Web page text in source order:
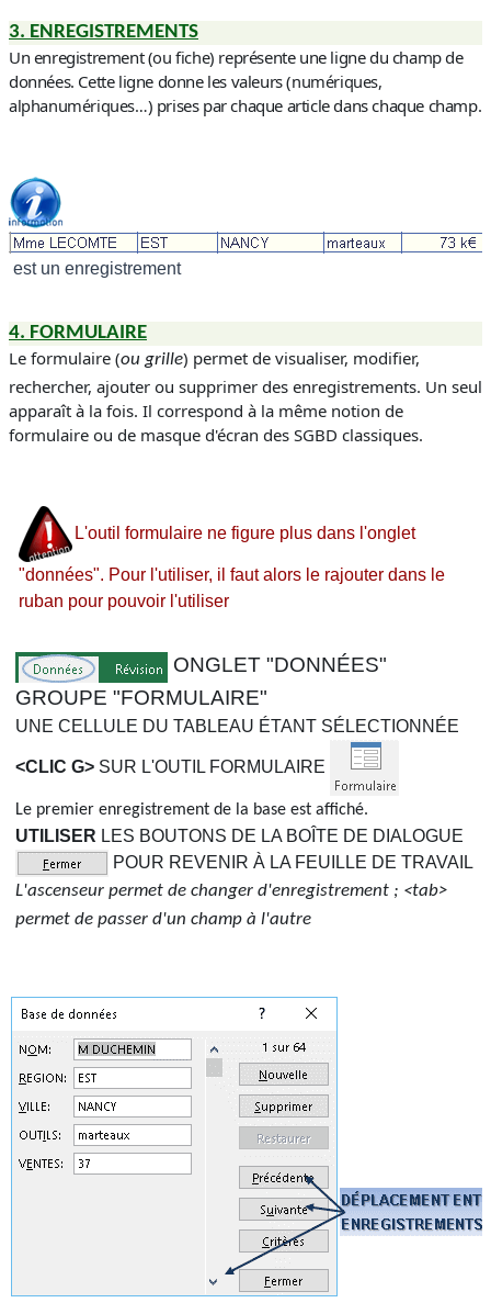
3. ENREGISTREMENTS
Un enregistrement (ou fiche) représente une ligne du champ de
données. Cette ligne donne les valeurs (numériques,
alphanumériques…) prises par chaque article dans chaque champ.
est un enregistrement
4. FORMULAIRE
Le formulaire (ou grille) permet de visualiser, modifier,
rechercher, ajouter ou supprimer des enregistrements. Un seul
apparaît à la fois. Il correspond à la même notion de
formulaire ou de masque d'écran des SGBD classiques.
L'outil formulaire ne figure plus dans l'onglet
"données". Pour l'utiliser, il faut alors le rajouter dans le
ruban pour pouvoir l'utiliser
ONGLET "DONNÉES"
GROUPE "FORMULAIRE"
UNE CELLULE DU TABLEAU ÉTANT SÉLECTIONNÉE
<CLIC G>SUR L'OUTIL FORMULAIRE
Le premier enregistrement de la base est affiché.
UTILISER LES BOUTONS DE LA BOÎTE DE DIALOGUE
POUR REVENIR À LA FEUILLE DE TRAVAIL
L'ascenseur permet de changer d'enregistrement ; <tab>
permet de passer d'un champ à l'autre